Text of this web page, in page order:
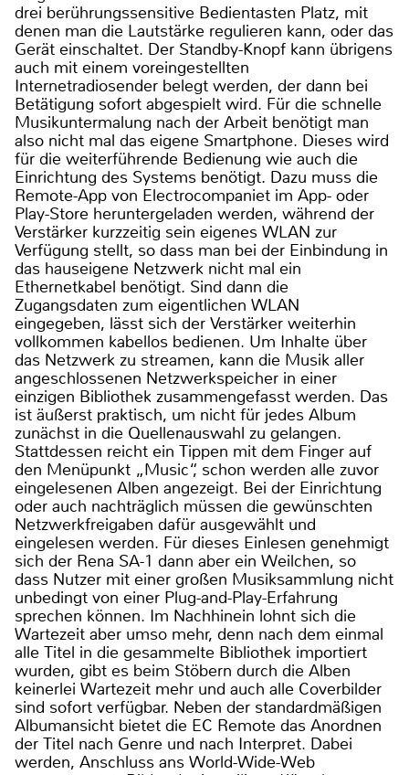
drei berührungssensitive Bedientasten Platz, mit
denen man die Lautstärke regulieren kann, oder das
Gerät einschaltet. Der Standby-Knopf kann übrigens
auch mit einem voreingestellten
Internetradiosender belegt werden, der dann bei
Betätigung sofort abgespielt wird. Für die schnelle
Musikuntermalung nach der Arbeit benötigt man
also nicht mal das eigene Smartphone. Dieses wird
für die weiterführende Bedienung wie auch die
Einrichtung des Systems benötigt. Dazu muss die
Remote-App von Electrocompaniet im App- oder
Play-Store heruntergeladen werden, während der
Verstärker kurzzeitig sein eigenes WLAN zur
Verfügung stellt, so dass man bei der Einbindung in
das hauseigene Netzwerk nicht mal ein
Ethernetkabel benötigt. Sind dann die
Zugangsdaten zum eigentlichen WLAN
eingegeben, lässt sich der Verstärker weiterhin
vollkommen kabellos bedienen. Um Inhalte über
das Netzwerk zu streamen, kann die Musik aller
angeschlossenen Netzwerkspeicher in einer
einzigen Bibliothek zusammengefasst werden. Das
ist äußerst praktisch, um nicht für jedes Album
zunächst in die Quellenauswahl zu gelangen.
Stattdessen reicht ein Tippen mit dem Finger auf
den Menüpunkt „Music“, schon werden alle zuvor
eingelesenen Alben angezeigt. Bei der Einrichtung
oder auch nachträglich müssen die gewünschten
Netzwerkfreigaben dafür ausgewählt und
eingelesen werden. Für dieses Einlesen genehmigt
sich der Rena SA-1 dann aber ein Weilchen, so
dass Nutzer mit einer großen Musiksammlung nicht
unbedingt von einer Plug-and-Play-Erfahrung
sprechen können. Im Nachhinein lohnt sich die
Wartezeit aber umso mehr, denn nach dem einmal
alle Titel in die gesammelte Bibliothek importiert
wurden, gibt es beim Stöbern durch die Alben
keinerlei Wartezeit mehr und auch alle Coverbilder
sind sofort verfügbar. Neben der standardmäßigen
Albumansicht bietet die EC Remote das Anordnen
der Titel nach Genre und nach Interpret. Dabei
werden, Anschluss ans World-Wide-Web